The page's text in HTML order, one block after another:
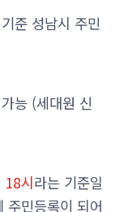
준 성남시 주민
능 (세대원 신
시라는 기준일
주민등록이 되어